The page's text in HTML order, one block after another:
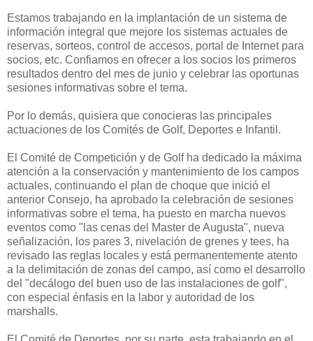
Estamos trabajando en la implantación de un sistema de
información integral que mejore los sistemas actuales de
reservas, sorteos, control de accesos, portal de Internet para
socios, etc. Confiamos en ofrecer a los socios los primeros
resultados dentro del mes de junio y celebrar las oportunas
sesiones informativas sobre el tema.
Por lo demás, quisiera que conocieras las principales
actuaciones de los Comités de Golf, Deportes e Infantil.
El Comité de Competición y de Golf ha dedicado la máxima
atención a la conservación y mantenimiento de los campos
actuales, continuando el plan de choque que inició el
anterior Consejo, ha aprobado la celebración de sesiones
informativas sobre el tema, ha puesto en marcha nuevos
eventos como "las cenas del Master de Augusta", nueva
señalización, los pares 3, nivelación de grenes y tees, ha
revisado las reglas locales y está permanentemente atento
a la delimitación de zonas del campo, así como el desarrollo
del "decálogo del buen uso de las instalaciones de golf",
con especial énfasis en la labor y autoridad de los
marshalls.